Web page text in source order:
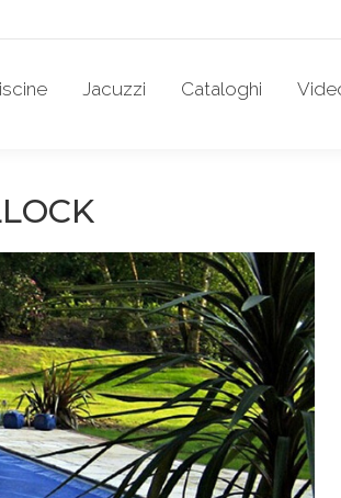
Jacuzzi Cataloghi